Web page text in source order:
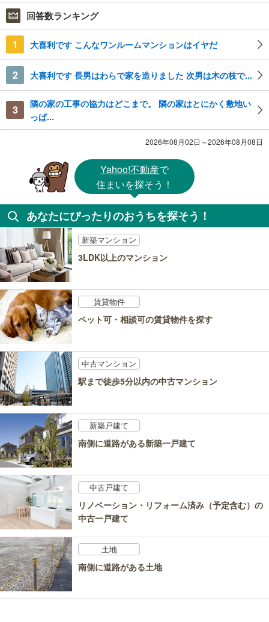
回答数ランキング
1 大喜利です こんなワンルームマンションはイヤだ
2 大喜利です 長男はわらで家を造りました 次男は木の枝で...
3
隣の家の工事の協力はどこまで。 隣の家はとにかく敷地い
っぱ...
2026年08月02日～2026年08月08日
Yahoo!不動産で
住まいを探そう！
あなたにぴったりのおうちを探そう！
新築マンション
3LDK以上のマンション
賃貸物件
ペット可・相談可の賃貸物件を探す
中古マンション
駅まで徒歩5分以内の中古マンション
新築戸建て
南側に道路がある新築一戸建て
中古戸建て
リノベーション・リフォーム済み（予定含む）の
中古一戸建て
土地
南側に道路がある土地